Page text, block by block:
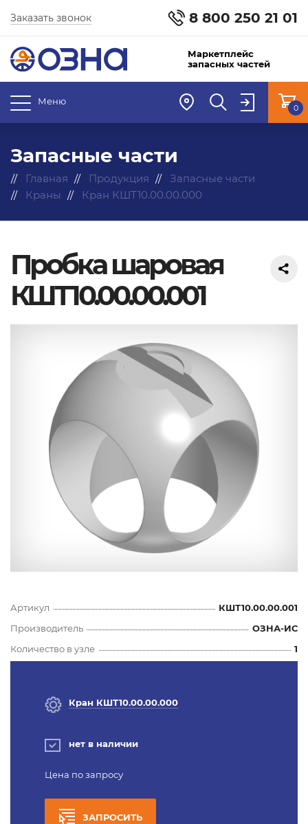
8 800 250 21 01
Заказать звонок
Маркетплейс
запасных частей
Меню
0
Запасные части
Главная Продукция
Запасные части
Краны
Кран КШТ10.00.00.000
Пробка шаровая
КШТ10.00.00.001
Артикул
КШТ10.00.00.001
Производитель
ОЗНА-ИС
Количество в узле
1
Кран КШТ10.00.00.000
нет в наличии
Цена по запросу
ЗАПРОСИТЬ